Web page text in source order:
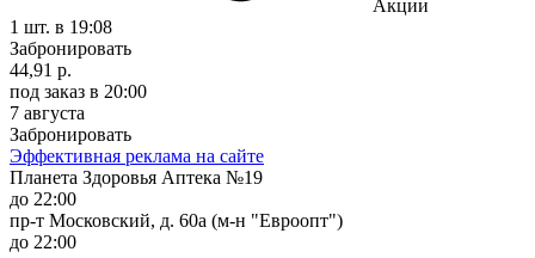
Акции
1 шт. в 19:08
Забронировать
44,91 р.
под заказ в 20:00
7 августа
Забронировать
Эффективная реклама на сайте
Планета Здоровья Аптека №19
до 22:00
пр-т Московский, д. 60а (м-н "Евроопт")
до 22:00